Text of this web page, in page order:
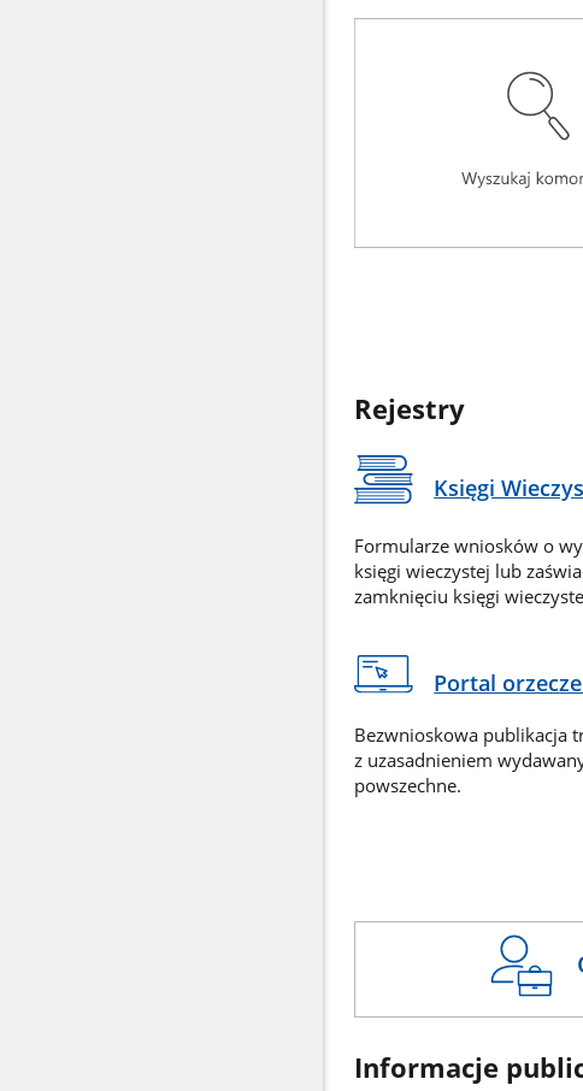
Rejestry
Księgi
Formularze wniosków o
księgi wieczystej lub
zamknięciu księgi
Portal
Bezwnioskowa publikacja
z uzasadnieniem
powszechne.
Informacje